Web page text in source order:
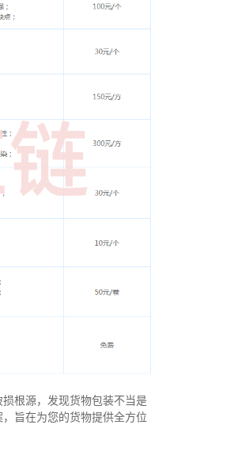
根源，发现货物包装不当是
旨在为您的货物提供全方位